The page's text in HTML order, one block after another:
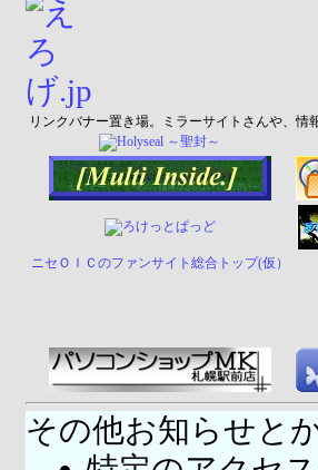
リンクバナー置き場。ミラーサイトさんや、情
ニセＯＩＣのファンサイト総合トップ(仮）
その他お知らせとか